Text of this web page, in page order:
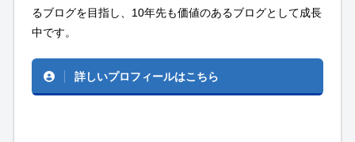
るブログを目指し、10年先も価値のあるブログとして成長
中です。
詳しいプロフィールはこちら